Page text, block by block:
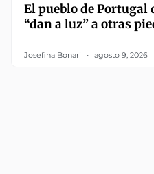
El pueblo de Portugal
“dan a luz” a otras
Josefina Bonari agosto 9, 2026